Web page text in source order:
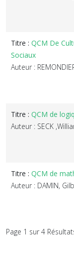
Titre : QCM De
Sociaux
Auteur :
Titre : QCM de
Auteur : SECK
Titre : QCM de
Auteur : DAMIN,
Page 1 sur 4